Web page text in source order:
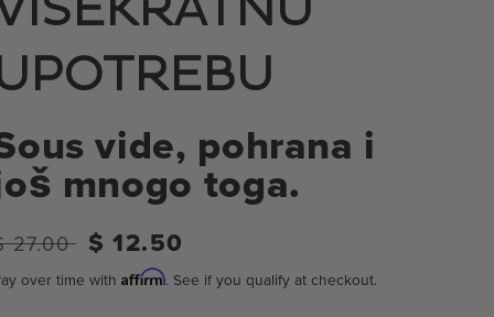
vide, pohrana i
mnogo toga.
27.00 Prodajna
cijena
$ 12.50
over time withAffirm. See if you qualify at checkout.